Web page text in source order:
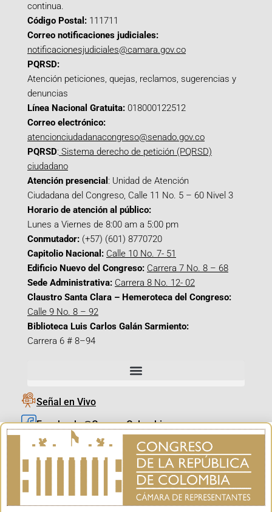
continua.
Código Postal: 111711
Correo notificaciones judiciales:
notificacionesjudiciales@camara.gov.co
PQRSD:
Atención peticiones, quejas, reclamos, sugerencias y
denuncias
Línea Nacional Gratuita: 018000122512
Correo electrónico:
atencionciudadanacongreso@senado.gov.co
PQRSD: Sistema derecho de petición (PQRSD)
ciudadano
Atención presencial : Unidad de Atención
Ciudadana del Congreso, Calle 11 No. 5 – 60 Nivel 3
Horario de atención al público:
Lunes a Viernes de 8:00 am a 5:00 pm
Conmutador: (+57) (601) 8770720
Capitolio Nacional: Calle 10 No. 7- 51
Edificio Nuevo del Congreso: Carrera 7 No. 8 – 68
Sede Administrativa: Carrera 8 No. 12- 02
Claustro Santa Clara – Hemeroteca del Congreso:
Calle 9 No. 8 – 92
Biblioteca Luis Carlos Galán Sarmiento:
Carrera 6 # 8–94
Señal en Vivo
Facebook_@CamaraColombia
Instagram_@CamaraColombia
X_@CamaraColombia
Youtube_@CamaraColombia